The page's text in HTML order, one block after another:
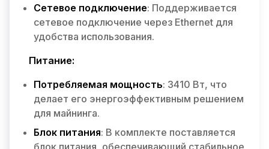
Сетевое подключение: Поддерживается
сетевое подключение через Ethernet для
удобства использования.
Питание:
Потребляемая мощность: 3410 Вт, что
делает его энергоэффективным решением
для майнинга.
Блок питания: В комплекте поставляется
блок питания, обеспечивающий стабильное